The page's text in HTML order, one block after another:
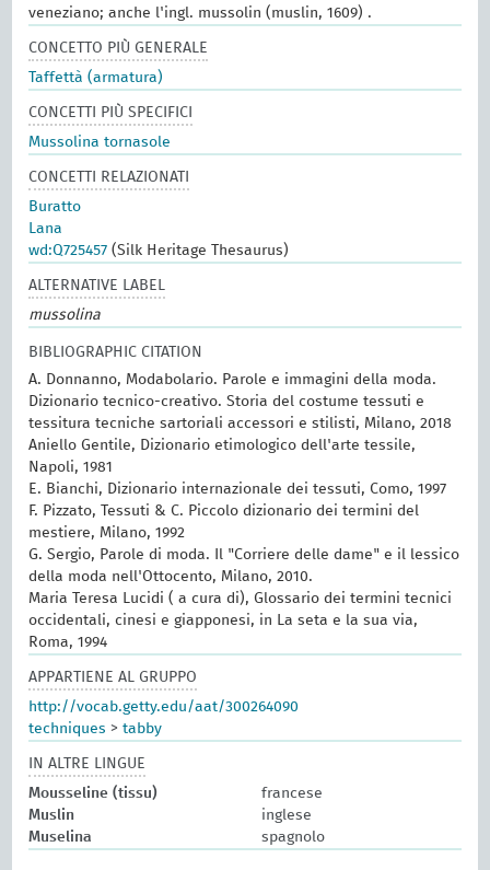
veneziano; anche l'ingl. mussolin (muslin, 1609) .
CONCETTO PIÙ GENERALE
Taffettà (armatura)
CONCETTI PIÙ SPECIFICI
Mussolina tornasole
CONCETTI RELAZIONATI
Buratto
Lana
wd:Q725457 (Silk Heritage Thesaurus)
ALTERNATIVE LABEL
mussolina
BIBLIOGRAPHIC CITATION
A. Donnanno, Modabolario. Parole e immagini della moda.
Dizionario tecnico-creativo. Storia del costume tessuti e
tessitura tecniche sartoriali accessori e stilisti, Milano, 2018
Aniello Gentile, Dizionario etimologico dell'arte tessile,
Napoli, 1981
E. Bianchi, Dizionario internazionale dei tessuti, Como, 1997
F. Pizzato, Tessuti & C. Piccolo dizionario dei termini del
mestiere, Milano, 1992
G. Sergio, Parole di moda. Il "Corriere delle dame" e il lessico
della moda nell'Ottocento, Milano, 2010.
Maria Teresa Lucidi ( a cura di), Glossario dei termini tecnici
occidentali, cinesi e giapponesi, in La seta e la sua via,
Roma, 1994
APPARTIENE AL GRUPPO
http://vocab.getty.edu/aat/300264090
techniques >tabby
IN ALTRE LINGUE
Mousseline (tissu)
francese
Muslin
inglese
Muselina
spagnolo